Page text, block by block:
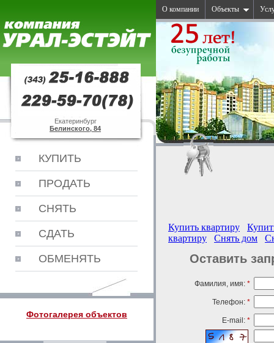
Екатеринбург
Белинского, 84
КУПИТЬ
ПРОДАТЬ
СНЯТЬ
СДАТЬ
ОБМЕНЯТЬ
Фотогалерея объектов
О компании Объекты
Купить квартиру
квартиру
Снять дом
Оставить
Фамилия, имя: *
Телефон: *
E-mail: *